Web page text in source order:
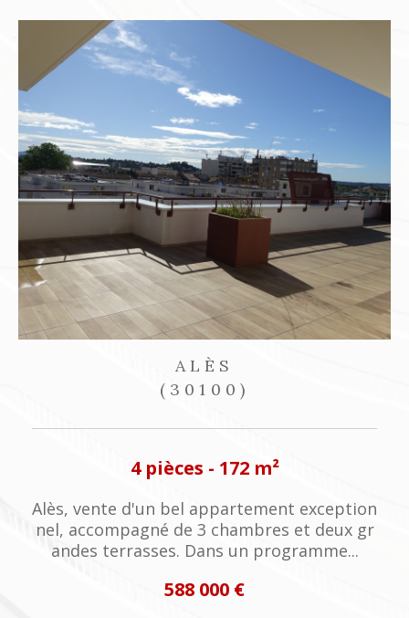
ALÈS
(30100)
4 pièces - 172 m²
Alès, vente d'un bel appartement exception
nel, accompagné de 3 chambres et deux gr
andes terrasses. Dans un programme...
588 000 €